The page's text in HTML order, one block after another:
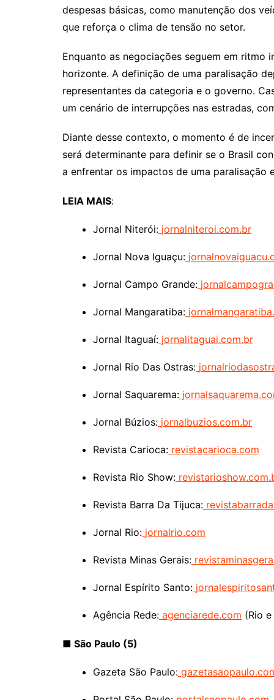
despesas básicas, como manutenção dos
que reforça o clima de tensão no setor.
Enquanto as negociações seguem em ritmo
horizonte. A definição de uma paralisação
representantes da categoria e o governo.
um cenário de interrupções nas estradas,
Diante desse contexto, o momento é de
será determinante para definir se o Brasil
a enfrentar os impactos de uma paralisação
LEIA MAIS:
Jornal Niterói: jornalniteroi.com.br
Jornal Nova Iguaçu:
Jornal Campo Grande:
Jornal Mangaratiba:
Jornal Itaguaí: jornalitaguai.com.br
Jornal Rio Das Ostras:
Jornal Saquarema:
Jornal Búzios: jornalbuzios.com.br
Revista Carioca: revistacarioca.com
Revista Rio Show:
Revista Barra Da Tijuca:
Jornal Rio: jornalrio.com
Revista Minas Gerais:
Jornal Espírito Santo:
Agência Rede: agenciarede.com (Rio
■ São Paulo (5)
Gazeta São Paulo: